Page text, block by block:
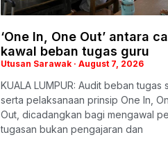
‘One In, One Out’ antara
kawal beban tugas guru
Utusan Sarawak August 7, 2026
KUALA LUMPUR: Audit beban tugas
serta pelaksanaan prinsip One In,
Out, dicadangkan bagi mengawal
tugasan bukan pengajaran dan